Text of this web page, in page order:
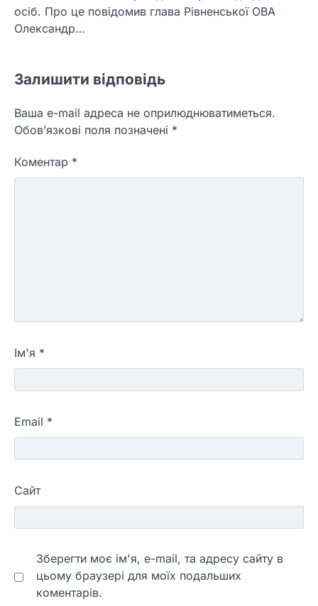
осіб. Про це повідомив глава Рівненської ОВА
Олександр…
Залишити відповідь
Ваша e-mail адреса не оприлюднюватиметься.
Обов’язкові поля позначені *
Коментар *
Ім'я *
Email *
Сайт
Зберегти моє ім'я, e-mail, та адресу сайту в
цьому браузері для моїх подальших
коментарів.